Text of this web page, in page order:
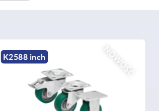
NOWOŚĆ
K1774 inch